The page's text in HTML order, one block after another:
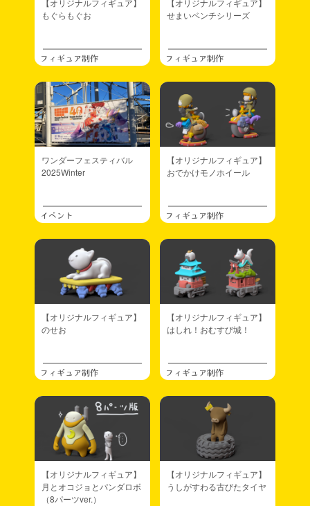
【オリジナルフィギュア】
もぐらもぐお
フィギュア制作
【オリジナルフィギュア】
せまいベンチシリーズ
フィギュア制作
ワンダーフェスティバル
2025Winter
イベント
【オリジナルフィギュア】
おでかけモノホイール
フィギュア制作
【オリジナルフィギュア】
のせお
フィギュア制作
【オリジナルフィギュア】
はしれ！おむすび城！
フィギュア制作
【オリジナルフィギュア】
月とオコジョとパンダロボ
（8パーツver.）
【オリジナルフィギュア】
うしがすわる古びたタイヤ